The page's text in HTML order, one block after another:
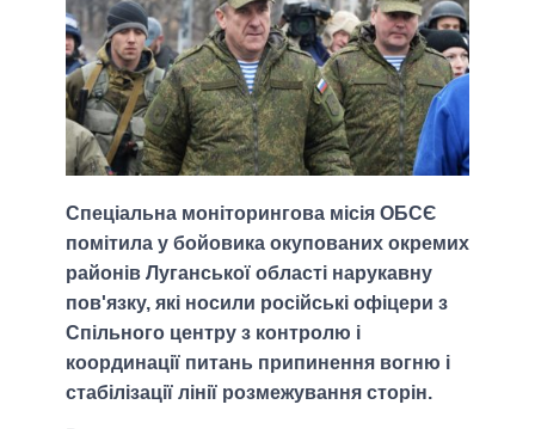
Спеціальна моніторингова місія ОБСЄ
помітила у бойовика окупованих окремих
районів Луганської області нарукавну
пов'язку, які носили російські офіцери з
Спільного центру з контролю і
координації питань припинення вогню і
стабілізації лінії розмежування сторін.